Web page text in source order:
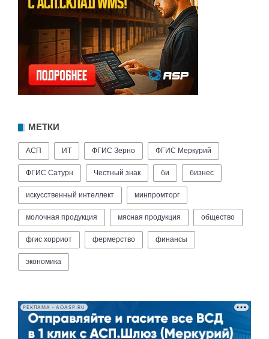
МЕТКИ
АСП ИТ ФГИС Зерно ФГИС Меркурий
ФГИС Сатурн Честный знак би бизнес
искусственный интеллект минпромторг
молочная продукция мясная продукция общество
фгис хорриот фермерство финансы
экономика
РЕКЛАМА • AOASP.RU